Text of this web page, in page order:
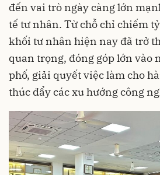
đến vai trò ngày càng lớn
tế tư nhân. Từ chỗ chỉ chiếm
khối tư nhân hiện nay đã trở
quan trọng, đóng góp lớn vào
phố, giải quyết việc làm cho
thúc đẩy các xu hướng công